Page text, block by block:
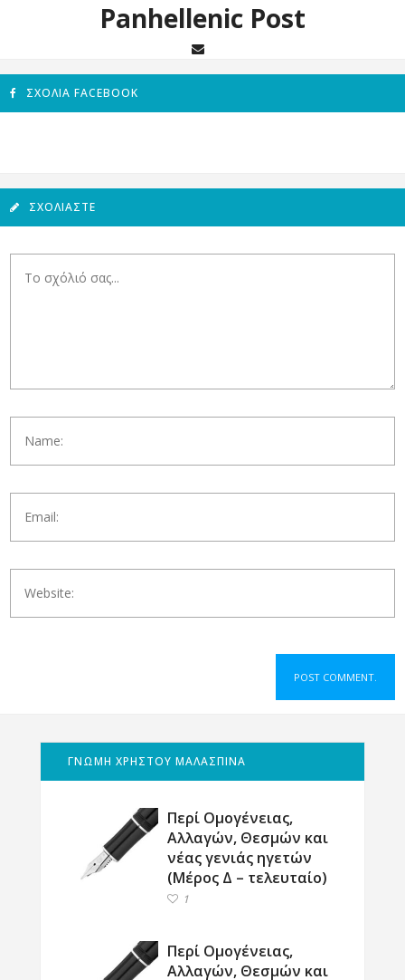
Panhellenic Post
ΣΧΌΛΙΑ FACEBOOK
ΣΧΟΛΙΆΣΤΕ
ΓΝΩΜΗ ΧΡΗΣΤΟΥ ΜΑΛΑΣΠΙΝΑ
Περί Ομογένειας,
Αλλαγών, Θεσμών και
νέας γενιάς ηγετών
(Μέρος Δ – τελευταίο)
1
Περί Ομογένειας,
Αλλαγών, Θεσμών και